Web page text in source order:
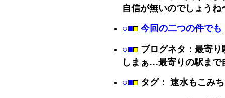
自信が無いのでしょうね
○■ 今回の二つの件でも
○■ ブログネタ：最寄
しまぁ…最寄りの駅まで
○■ タグ： 速水もこみ